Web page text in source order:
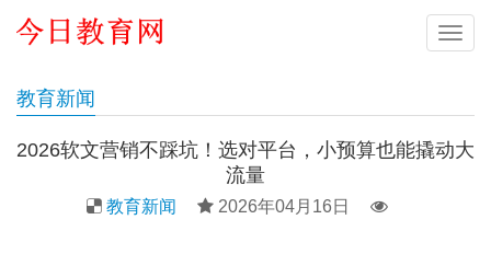
导
教育新闻
2026软文营销不踩坑！选对平台，小预算也能撬动大
流量
教育新闻 2026年04月16日